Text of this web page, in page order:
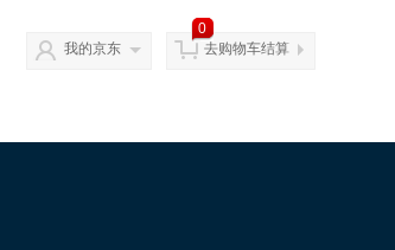
我的京东
0
去购物车结算